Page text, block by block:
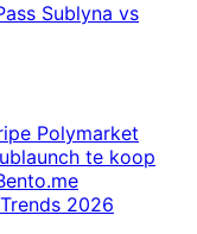
Sublyna vs
Polymarket
te koop
2026